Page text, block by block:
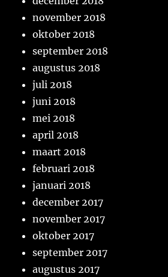
november 2018
oktober 2018
september 2018
augustus 2018
juli 2018
juni 2018
mei 2018
april 2018
maart 2018
februari 2018
januari 2018
december 2017
november 2017
oktober 2017
september 2017
augustus 2017